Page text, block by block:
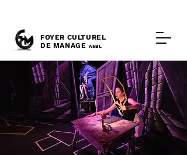
FOYER CULTUREL
DE MANAGE ASBL